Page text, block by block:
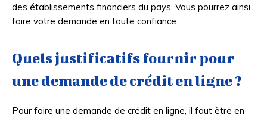
des établissements financiers du pays. Vous pourrez ainsi
faire votre demande en toute confiance.
Quels justificatifs fournir pour
une demande de crédit en ligne ?
Pour faire une demande de crédit en ligne, il faut être en